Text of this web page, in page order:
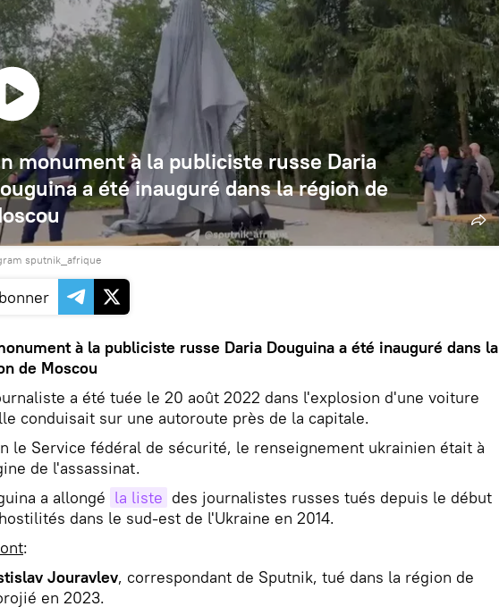
monument à la publiciste russe Daria
a été inauguré dans la région de
sputnik_afrique
à la publiciste russe Daria Douguina a été inauguré dans la
de Moscou
a été tuée le 20 août 2022 dans l'explosion d'une voiture
conduisait sur une autoroute près de la capitale.
le Service fédéral de sécurité, le renseignement ukrainien était à
de l'assassinat.
a allongé la liste des journalistes russes tués depuis le début
dans le sud-est de l'Ukraine en 2014.
:
Jouravlev, correspondant de Sputnik, tué dans la région de
en 2023.